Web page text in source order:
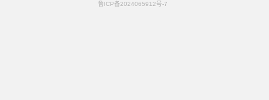
鲁ICP备2024065912号-7